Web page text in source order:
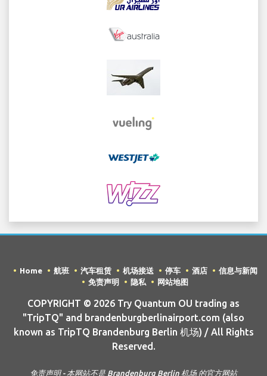
Home 航班 汽车租赁 机场接送 停车 酒店
信息与新闻
免责声明
隐私 网站地图
COPYRIGHT © 2026 Try Quantum OU trading as
"TripTQ" and brandenburgberlinairport.com (also
known as TripTQ Brandenburg Berlin 机场) / All Rights
Reserved.
免责声明 - 本网站不是 Brandenburg Berlin 机场 的官方网站